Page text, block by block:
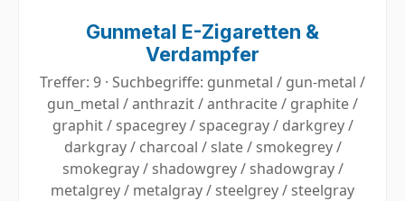
Gunmetal E-Zigaretten &
Verdampfer
Treffer: 9 · Suchbegriffe: gunmetal / gun-metal /
gun_metal / anthrazit / anthracite / graphite /
graphit / spacegrey / spacegray / darkgrey /
darkgray / charcoal / slate / smokegrey /
smokegray / shadowgrey / shadowgray /
metalgrey / metalgray / steelgrey / steelgray